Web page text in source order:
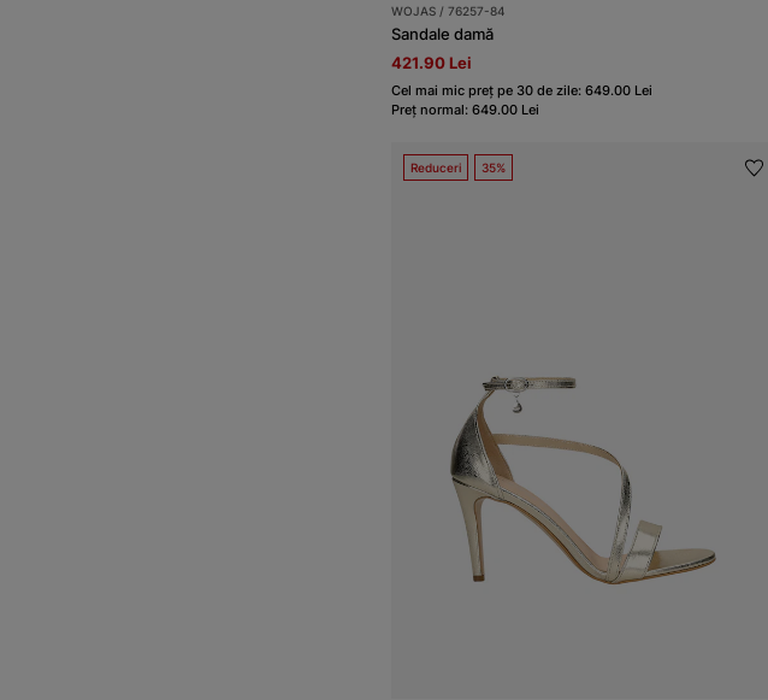
WOJAS / 76257-84
Sandale damă
421.90 Lei
Cel mai mic preț pe 30 de zile: 649.00 Lei
Preț normal: 649.00 Lei
Reduceri 35%